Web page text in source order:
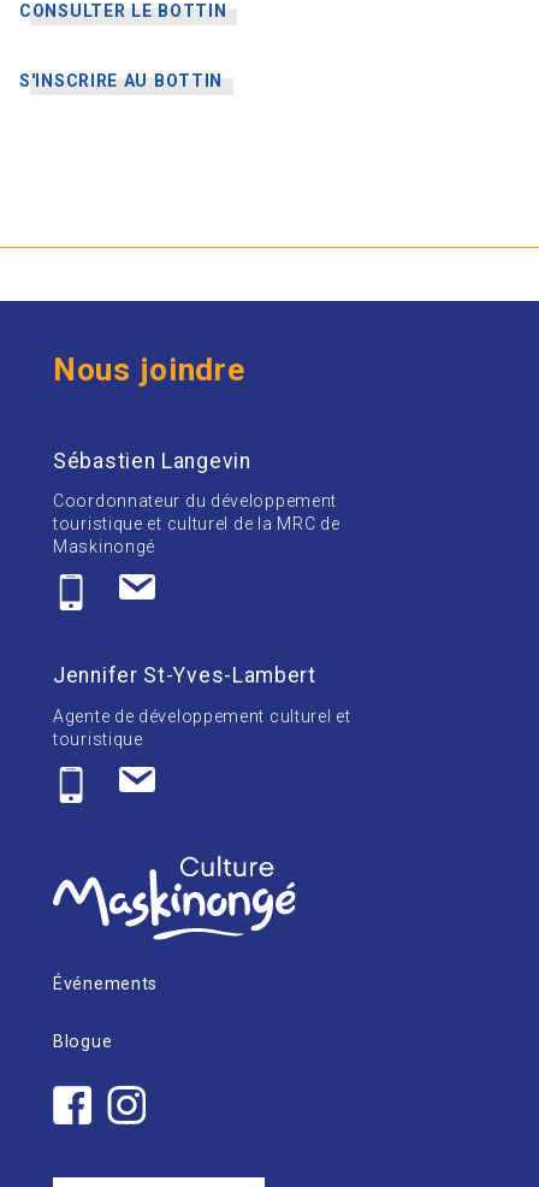
CONSULTER LE BOTTIN
S'INSCRIRE AU BOTTIN
Nous joindre
Sébastien Langevin
Coordonnateur du développement
touristique et culturel de la MRC de
Maskinongé
Jennifer St-Yves-Lambert
Agente de développement culturel et
touristique
Événements
Blogue